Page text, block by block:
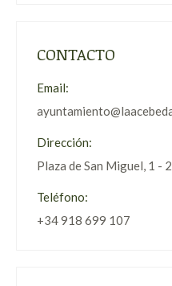
CONTACTO
Email:
Dirección:
Plaza de San Miguel, 1 -
Teléfono:
+34 918 699 107